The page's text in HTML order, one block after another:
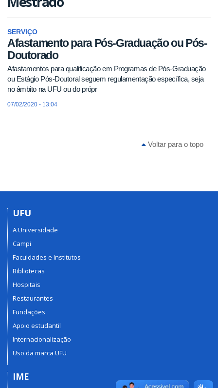
SERVIÇO
Afastamento para Pós-Graduação ou Pós-
Doutorado
Afastamentos para qualificação em Programas de Pós-Graduação
ou Estágio Pós-Doutoral seguem regulamentação específica, seja
no âmbito na UFU ou do própr
07/02/2020 - 13:04
Voltar para o topo
UFU
A Universidade
Campi
Faculdades e Institutos
Bibliotecas
Hospitais
Restaurantes
Fundações
Apoio estudantil
Internacionalização
Uso da marca UFU
IME